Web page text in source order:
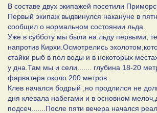
В составе двух экипажей посетили
Первый экипаж выдвинулся накануне в
сообщил о нормальном состоянии льда.
Уже в субботу мы были на льду первыми,
напротив Кирхи.Осмотрелись
стайки рыб в пол воды и в некоторых
у дна.Там мы и сели....... глубина 18-20
фарватера около 200 метров.
Клев начался бодрый ,но продлился не
дня клевала набегами и в основном
подсеч.......После пяти вечера начался